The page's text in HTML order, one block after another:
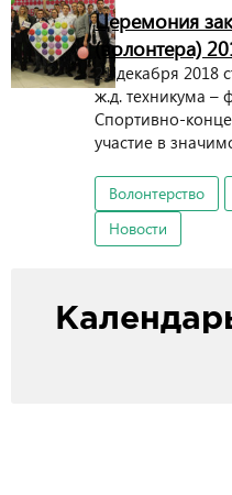
Церемония
(волонтера)
21 декабря 2018
ж.д. техникума –
Спортивно-
участие в
Волонтерство
Новости